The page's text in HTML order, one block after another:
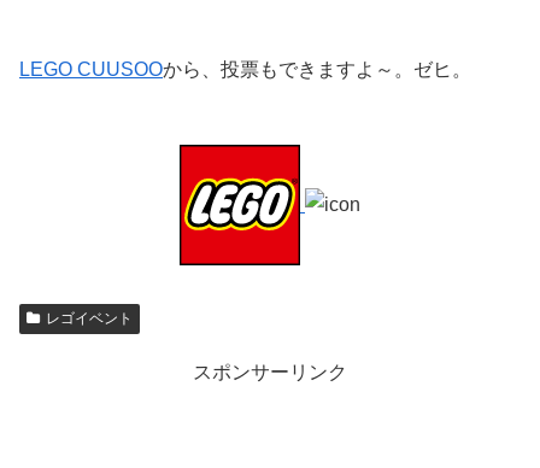
LEGO CUUSOOから、投票もできますよ～。ゼヒ。
レゴイベント
スポンサーリンク